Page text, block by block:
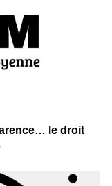
le droit